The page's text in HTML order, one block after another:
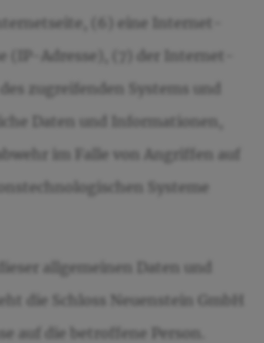
(6) eine Internet-
(IP-Adresse), (7) der Internet-
zugreifenden Systems und
Daten und Informationen,
im Falle von Angriffen auf
Systeme
allgemeinen Daten und
die Schloss Neuenstein GmbH
auf die betroffene Person.